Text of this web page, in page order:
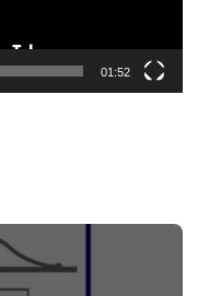
01:52